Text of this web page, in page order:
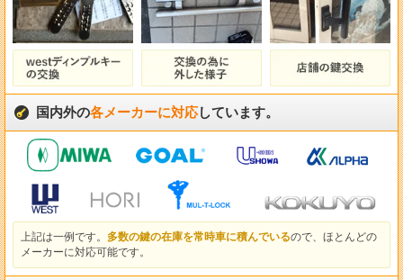
国内外の各メーカーに対応しています。
上記は一例です。 多数の鍵の在庫を常時車に積んでいるので、ほとんどの
メーカーに対応可能です。